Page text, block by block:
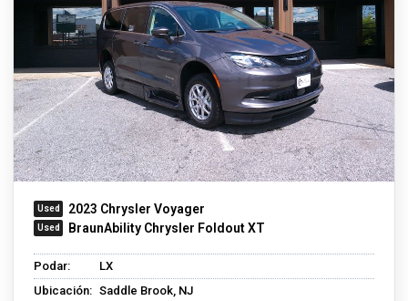
2023 Chrysler Voyager
BraunAbility Chrysler Foldout XT
Podar:
LX
Ubicación: Saddle Brook, NJ